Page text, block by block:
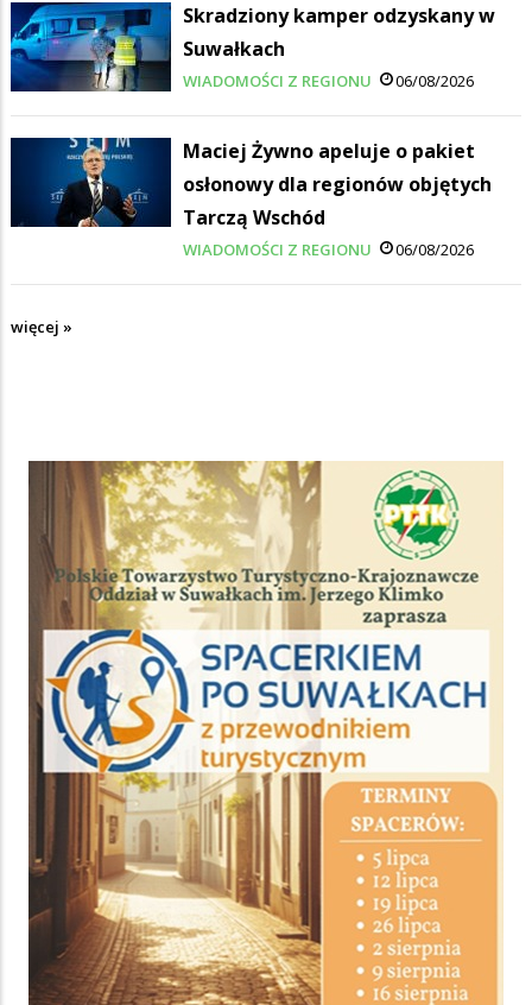
Skradziony kamper odzyskany w
Suwałkach
WIADOMOŚCI Z REGIONU 06/08/2026
Maciej Żywno apeluje o pakiet
osłonowy dla regionów objętych
Tarczą Wschód
WIADOMOŚCI Z REGIONU 06/08/2026
więcej »